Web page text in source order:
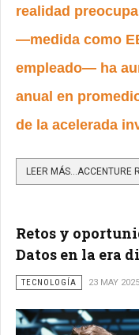
realidad
—medida como
empleado— ha
anual en
de la acelerada
Retos y
Datos en la era
TECNOLOGÍA 23 MAY 2025